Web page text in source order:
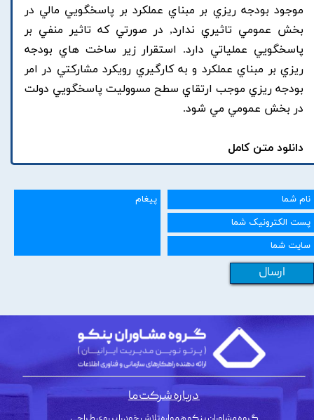
موجود بودجه ريزي بر مبناي عملکرد بر پاسخگويي مالي در
بخش عمومي تاثيري ندارد, در صورتي که تاثير منفي بر
پاسخگويي عملياتي دارد. استقرار زير ساخت هاي بودجه
ريزي بر مبناي عملکرد و به کارگيري رويکرد مشارکتي در امر
بودجه ريزي موجب ارتقاي سطح مسووليت پاسخگويي دولت
در بخش عمومي مي شود.
دانلود متن کامل
ارسال
درباره شرکت ما